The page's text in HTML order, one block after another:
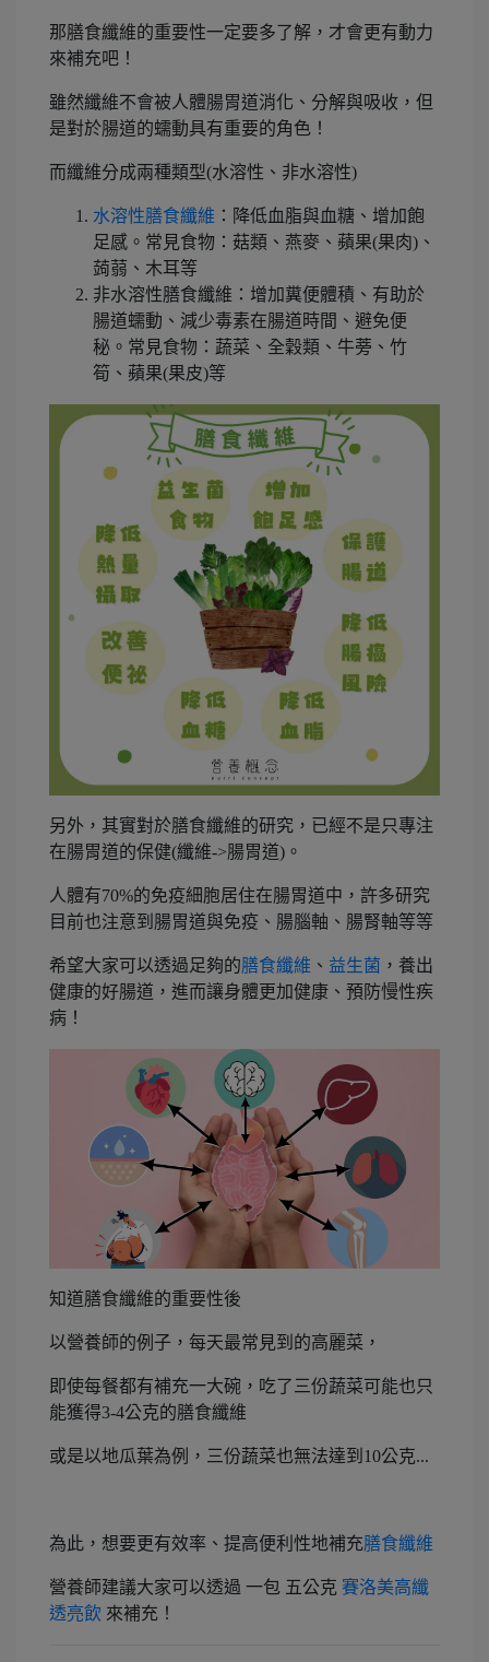
那膳食纖維的重要性一定要多了解，才會更有動力
來補充吧！
雖然纖維不會被人體腸胃道消化、分解與吸收，但
是對於腸道的蠕動具有重要的角色！
而纖維分成兩種類型(水溶性、非水溶性)
水溶性膳食纖維 ：降低血脂與血糖、增加飽
足感。常見食物：菇類、燕麥、蘋果(果肉)、
蒟蒻、木耳等
非水溶性膳食纖維：增加糞便體積、有助於
腸道蠕動、減少毒素在腸道時間、避免便
秘。常見食物：蔬菜、全穀類、牛蒡、竹
筍、蘋果(果皮)等
另外，其實對於膳食纖維的研究，已經不是只專注
在腸胃道的保健(纖維->腸胃道)。
人體有70%的免疫細胞居住在腸胃道中，許多研究
目前也注意到腸胃道與免疫、腸腦軸、腸腎軸等等
希望大家可以透過足夠的膳食纖維 、 益生菌 ，養出
健康的好腸道，進而讓身體更加健康、預防慢性疾
病！
知道膳食纖維的重要性後
以營養師的例子，每天最常見到的高麗菜，
即使每餐都有補充一大碗，吃了三份蔬菜可能也只
能獲得3-4公克的膳食纖維
或是以地瓜葉為例，三份蔬菜也無法達到10公克...
為此，想要更有效率、提高便利性地補充膳食纖維
營養師建議大家可以透過 一包 五公克 賽洛美高纖
透亮飲 來補充！